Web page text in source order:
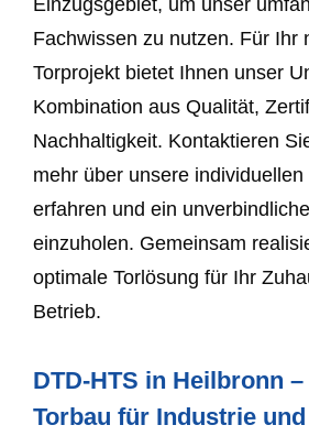
Fachwissen zu nutzen. Für Ihr
Torprojekt bietet Ihnen unser
Kombination aus Qualität,
Nachhaltigkeit. Kontaktieren
mehr über unsere
erfahren und ein
einzuholen. Gemeinsam
optimale Torlösung für Ihr
Betrieb.
DTD-HTS in Heilbronn
Torbau für Industrie